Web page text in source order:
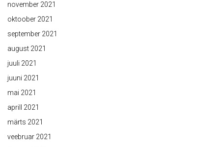
november 2021
oktoober 2021
september 2021
august 2021
juuli 2021
juuni 2021
mai 2021
aprill 2021
märts 2021
veebruar 2021